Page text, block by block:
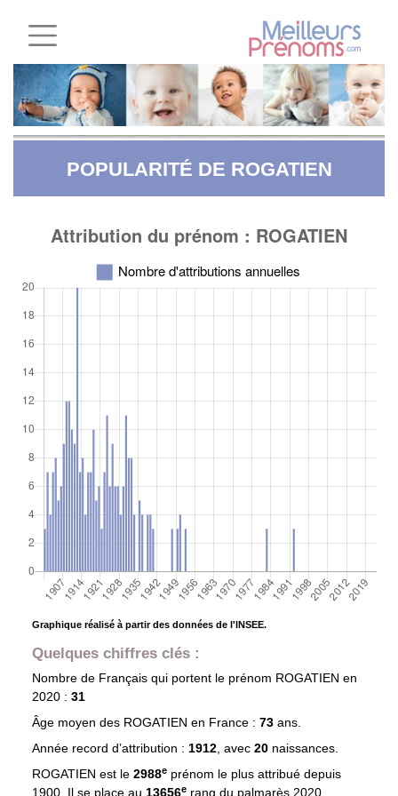
POPULARITÉ DE ROGATIEN
Graphique réalisé à partir des données de l'INSEE.
Quelques chiffres clés :
Nombre de Français qui portent le prénom ROGATIEN en
2020 : 31
Âge moyen des ROGATIEN en France : 73 ans.
Année record d’attribution : 1912, avec 20 naissances.
ROGATIEN est le 2988eprénom le plus attribué depuis
1900. Il se place au 13656e rang du palmarès 2020.